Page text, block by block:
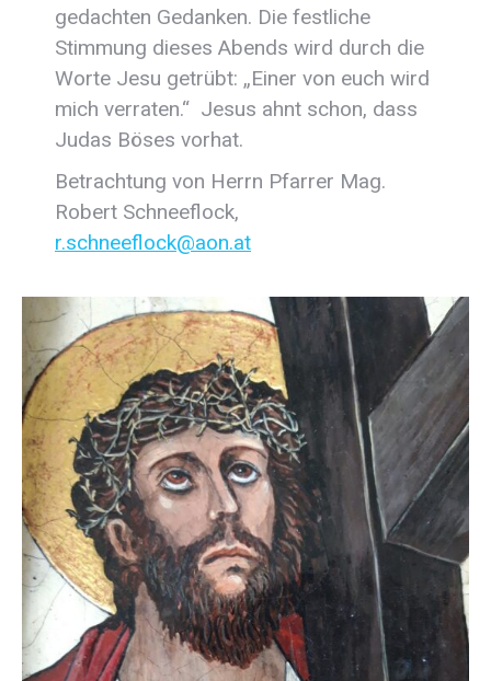
gedachten Gedanken. Die festliche
Stimmung dieses Abends wird durch die
Worte Jesu getrübt: „Einer von euch wird
mich verraten.“ Jesus ahnt schon, dass
Judas Böses vorhat.
Betrachtung von Herrn Pfarrer Mag.
Robert Schneeflock,
r.schneeflock@aon.at